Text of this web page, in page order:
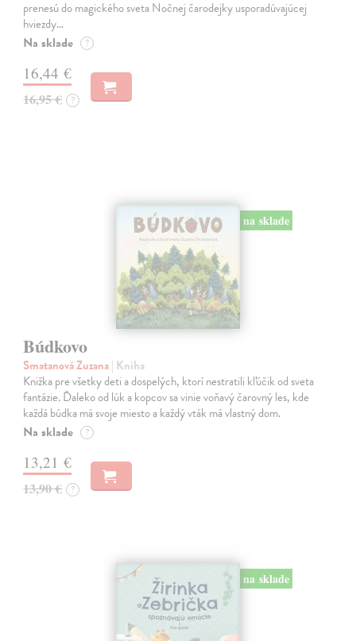
prenesú do magického sveta Nočnej čarodejky usporadúvajúcej
hviezdy…
Na sklade ?
16,44 €
16,95 € ?
na sklade
Búdkovo
Smatanová Zuzana| Kniha
Knižka pre všetky deti a dospelých, ktorí nestratili kľúčik od sveta
fantázie. Ďaleko od lúk a kopcov sa vinie voňavý čarovný les, kde
každá búdka má svoje miesto a každý vták má vlastný dom.
Na sklade ?
13,21 €
13,90 € ?
na sklade